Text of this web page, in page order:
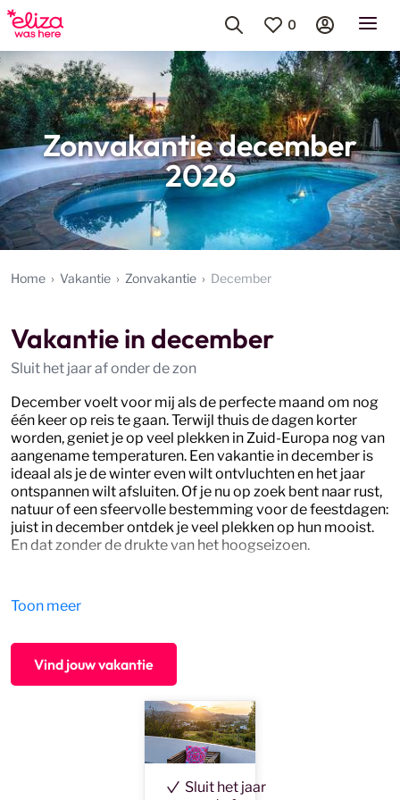
0
Zonvakantie december
2026
Home Vakantie Zonvakantie December
Vakantie in december
Sluit het jaar af onder de zon
December voelt voor mij als de perfecte maand om nog
één keer op reis te gaan. Terwijl thuis de dagen korter
worden, geniet je op veel plekken in Zuid-Europa nog van
aangename temperaturen. Een vakantie in december is
ideaal als je de winter even wilt ontvluchten en het jaar
ontspannen wilt afsluiten. Of je nu op zoek bent naar rust,
natuur of een sfeervolle bestemming voor de feestdagen:
juist in december ontdek je veel plekken op hun mooist.
En dat zonder de drukte van het hoogseizoen.
zonvakantie in december?
genoeg bestemmingen waar je in december nog kunt
genieten van aangenaam weer. Op
Fuerteventuraschijnt de zon opvallend vaak en vind je
prachtige stranden en vulkanische landschappen. Ook
is een geliefde bestemming voor een
zonvakantie in december, dankzij het warme klimaat en
de bijzondere natuur. Liever naar het vasteland? In
geniet je van rustige kustplaatsen en lange
strandwandelingen, terwijlSpanjejuist uitnodigt om
Toon meer
Vind jouw vakantie
Sluit het jaar